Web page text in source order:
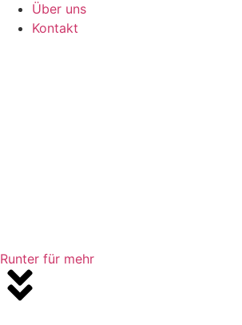
Über uns
Kontakt
Runter für mehr